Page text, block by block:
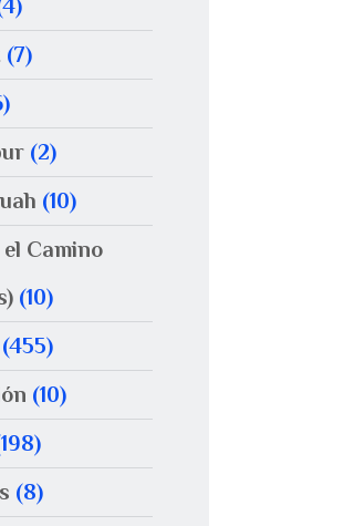
(7)
(2)
(10)
Camino
(10)
(455)
(10)
(8)